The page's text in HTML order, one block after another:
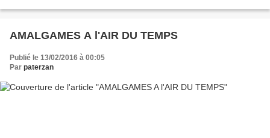
AMALGAMES A l'AIR DU TEMPS
Publié le 13/02/2016 à 00:05
Par paterzan